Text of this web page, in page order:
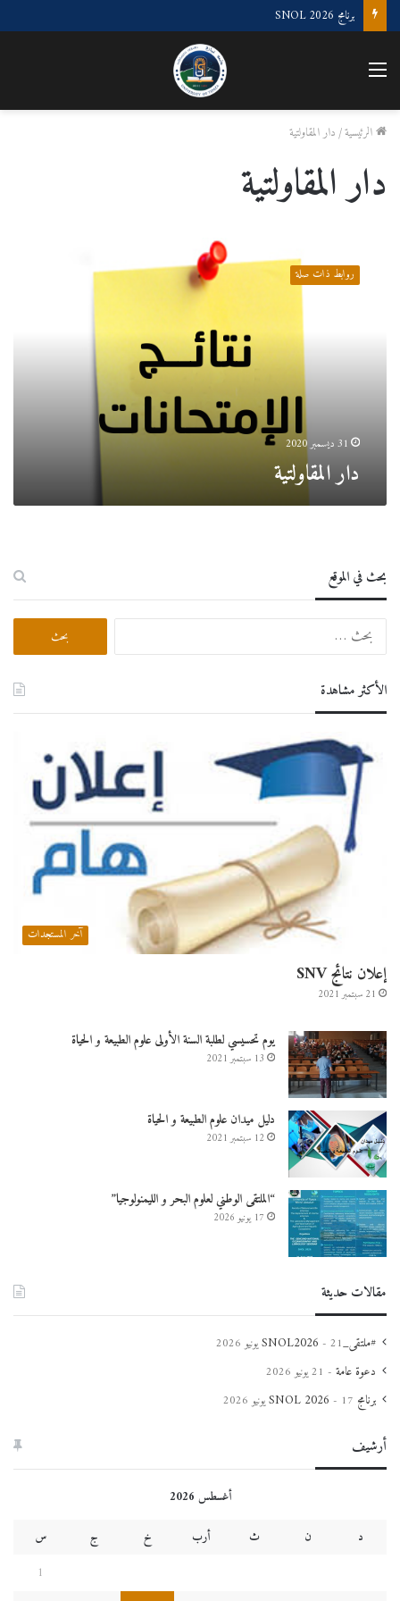
برنامج SNOL 2026
القائمة
الرئيسية/دار المقاولتية
دار المقاولتية
المقاولتيةروابط ذات صلة
31 ديسمبر 2020
دار المقاولتية
بحث في الموقع
البحث
الأكثر مشاهدة
آخر المستجدات
إعلان نتائج SNV
21 سبتمبر 2021
يوم تحسيسي لطلبة السنة الأولى علوم الطبيعة و الحياة
13 سبتمبر 2021
دليل ميدان علوم الطبيعة و الحياة
12 سبتمبر 2021
“الملتقى الوطني لعلوم البحر و الليمنولوجيا”
17 يونيو 2026
مقالات حديثة
#ملتقى_SNOL202621 يونيو 2026
دعوة عامة 21 يونيو 2026
برنامج SNOL 2026 17 يونيو 2026
أرشيف
أغسطس 2026
د
ن ث أرب خ ج
س
1